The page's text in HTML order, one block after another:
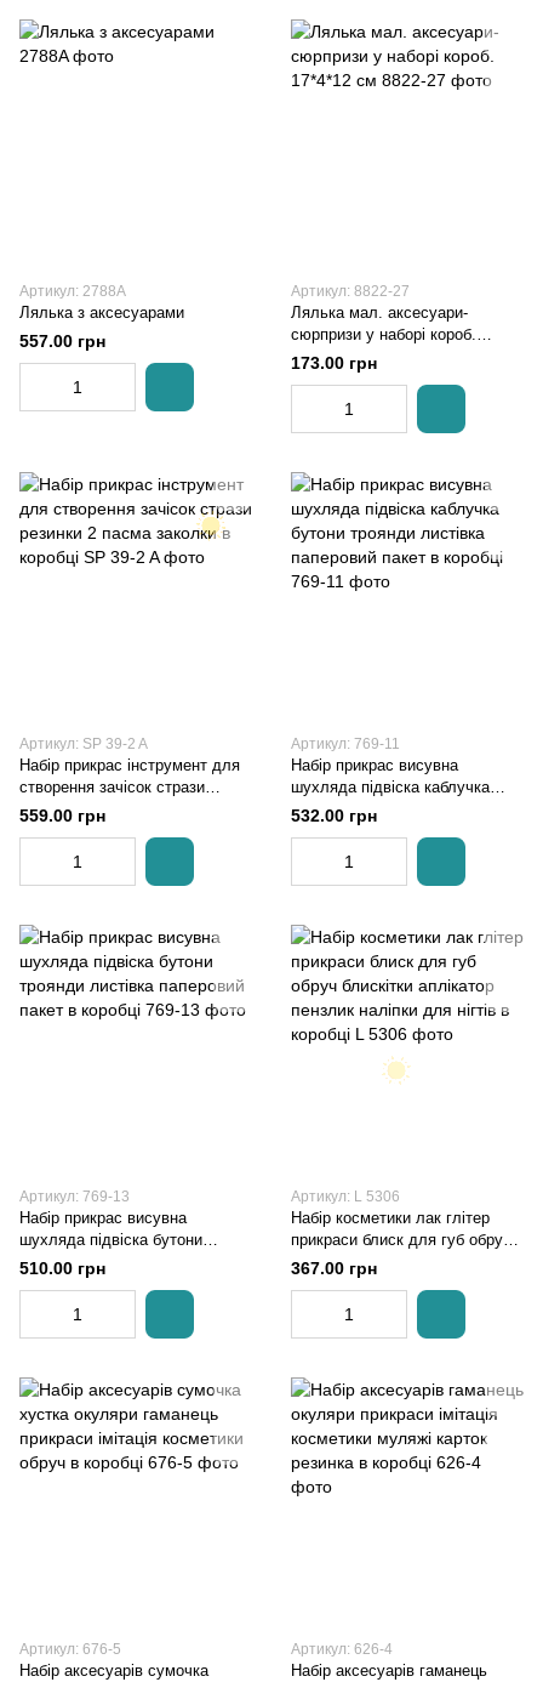
Артикул: 2788A
Лялька з аксесуарами
557.00 грн
Артикул: 8822-27
Лялька мал. аксесуари-
сюрпризи у наборі короб.
17*4*12 см
173.00 грн
Артикул: SP 39-2 A
Набір прикрас інструмент для
створення зачісок стрази
резинки 2 пасма заколки в
559.00 грн
Артикул: 769-11
Набір прикрас висувна
шухляда підвіска каблучка
бутони троянди листівка
паперовий пакет в коробці
532.00 грн
Артикул: 769-13
Набір прикрас висувна
шухляда підвіска бутони
троянди листівка паперовий
пакет в коробці
510.00 грн
Артикул: L 5306
Набір косметики лак глітер
прикраси блиск для губ обруч
блискітки аплікатор пензлик
наліпки для нігтів в коробці
367.00 грн
Артикул: 676-5
Набір аксесуарів сумочка
Артикул: 626-4
Набір аксесуарів гаманець